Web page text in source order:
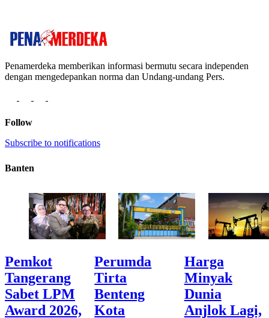
Penamerdeka memberikan informasi bermutu secara independen
dengan mengedepankan norma dan Undang-undang Pers.
Follow
Subscribe to notifications
Banten
Pemkot
Tangerang
Sabet LPM
Award 2026,
Perumda
Tirta
Benteng
Kota
Harga
Minyak
Dunia
Anjlok Lagi,